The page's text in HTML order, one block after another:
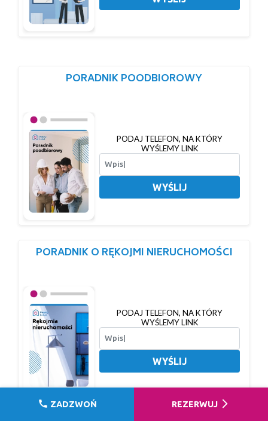
PORADNIK POODBIOROWY
PODAJ TELEFON, NA KTÓRY
WYŚLEMY LINK
WYŚLIJ
PORADNIK O RĘKOJMI NIERUCHOMOŚCI
PODAJ TELEFON, NA KTÓRY
WYŚLEMY LINK
WYŚLIJ
call ZADZWOŃ REZERWUJ arrow_forward_ios